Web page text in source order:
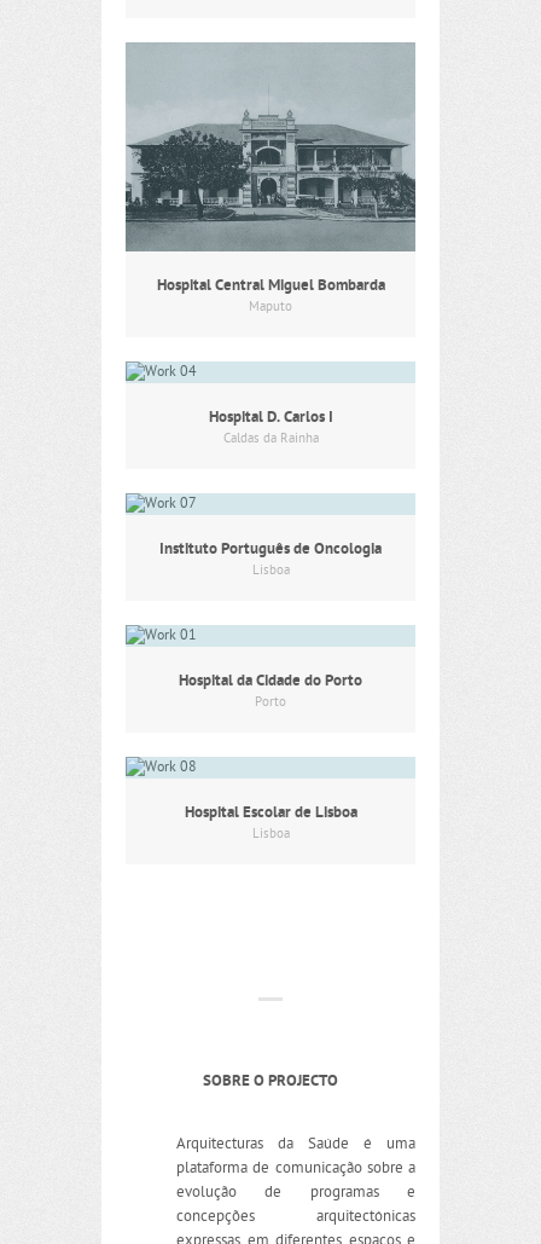
Hospital Central Miguel Bombarda
Maputo
Hospital D. Carlos I
Caldas da Rainha
Instituto Português de Oncologia
Lisboa
Hospital da Cidade do Porto
Porto
Hospital Escolar de Lisboa
Lisboa
SOBRE O PROJECTO
Arquitecturas da Saúde é uma
plataforma de comunicação sobre a
evolução de programas e
concepções arquitectónicas